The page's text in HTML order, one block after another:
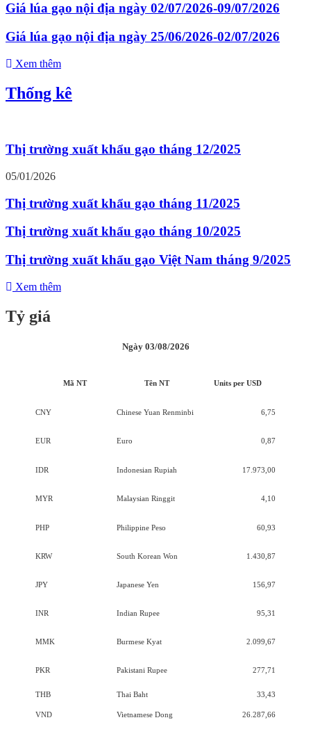
Giá lúa gạo nội địa ngày 02/07/2026-09/07/2026
Giá lúa gạo nội địa ngày 25/06/2026-02/07/2026
Xem thêm
Thống kê
Thị trường xuất khẩu gạo tháng 12/2025
05/01/2026
Thị trường xuất khẩu gạo tháng 11/2025
Thị trường xuất khẩu gạo tháng 10/2025
Thị trường xuất khẩu gạo Việt Nam tháng 9/2025
Xem thêm
Tỷ giá
Ngày 03/08/2026
Mã NT Tên NT Units per USD
CNY Chinese Yuan Renminbi 6,75
EUR Euro 0,87
IDR Indonesian Rupiah 17.973,00
MYR Malaysian Ringgit 4,10
PHP Philippine Peso 60,93
KRW South Korean Won 1.430,87
JPY Japanese Yen 156,97
INR Indian Rupee 95,31
MMK Burmese Kyat 2.099,67
PKR Pakistani Rupee 277,71
THB Thai Baht 33,43
VND Vietnamese Dong 26.287,66